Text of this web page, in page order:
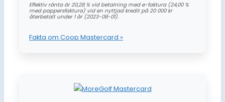
Effektiv ränta är 20,28 % vid betalning med e-faktura (24,00 %
med pappersfaktura) vid en nyttjad kredit på 20 000 kr
återbetalt under 1 år (2023-08-01).
Fakta om Coop Mastercard »